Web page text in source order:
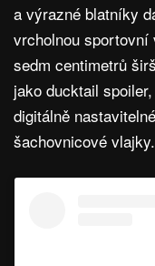
a výrazné blatníky
vrcholnou
sedm centimetrů
jako ducktail
digitálně
šachovnicové vlajky.